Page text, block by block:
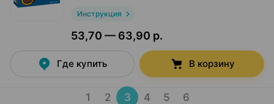
Инструкция
53,70 — 63,90 р.
Где купить В корзину
1 2 3 4 5 6